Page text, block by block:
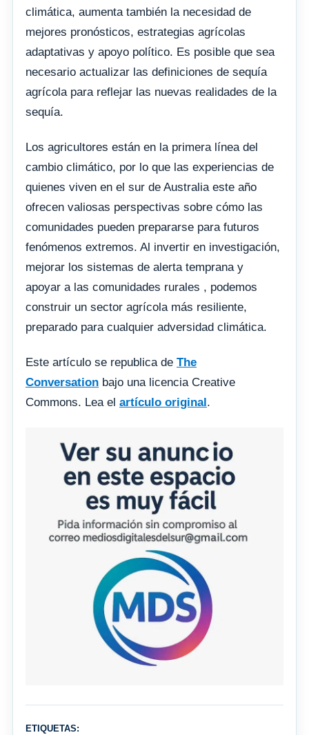
climática, aumenta también la necesidad de
mejores pronósticos, estrategias agrícolas
adaptativas y apoyo político. Es posible que sea
necesario actualizar las definiciones de sequía
agrícola para reflejar las nuevas realidades de la
sequía.
Los agricultores están en la primera línea del
cambio climático, por lo que las experiencias de
quienes viven en el sur de Australia este año
ofrecen valiosas perspectivas sobre cómo las
comunidades pueden prepararse para futuros
fenómenos extremos. Al invertir en investigación,
mejorar los sistemas de alerta temprana y
apoyar a las comunidades rurales , podemos
construir un sector agrícola más resiliente,
preparado para cualquier adversidad climática.
Este artículo se republica de The
Conversation bajo una licencia Creative
Commons. Lea el artículo original .
ETIQUETAS: